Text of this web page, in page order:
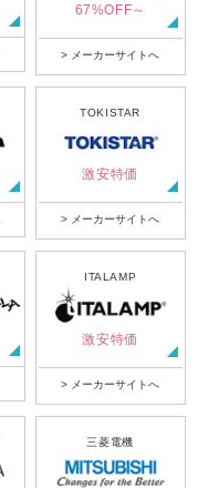
67%OFF～
> メーカーサイトへ
TOKISTAR
激安特価
> メーカーサイトへ
ITALAMP
激安特価
> メーカーサイトへ
三菱電機